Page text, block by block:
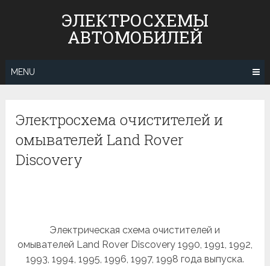
ЭЛЕКТРОСХЕМЫ
АВТОМОБИЛЕЙ
MENU
Электросхема очистителей и
омывателей Land Rover
Discovery
Электрическая схема очистителей и
омывателей Land Rover Discovery 1990, 1991, 1992,
1993, 1994, 1995, 1996, 1997, 1998 года выпуска.